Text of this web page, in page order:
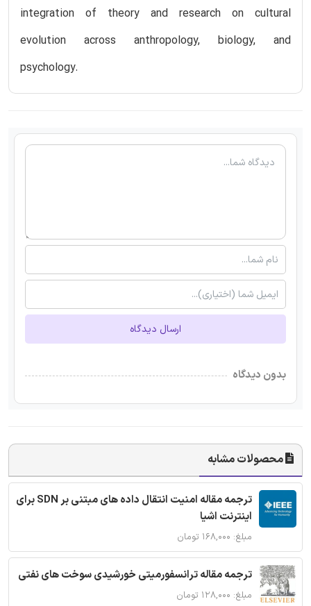
integration of theory and research on cultural
evolution across anthropology, biology, and
psychology.
ارسال دیدگاه
بدون دیدگاه
محصولات مشابه
ترجمه مقاله امنیت انتقال داده های مبتنی بر SDN برای
اینترنت اشیا
مبلغ: ۱۶۸,۰۰۰ تومان
ترجمه مقاله ترانسفورمیتی خورشیدی سوخت های نفتی
مبلغ: ۱۲۸,۰۰۰ تومان